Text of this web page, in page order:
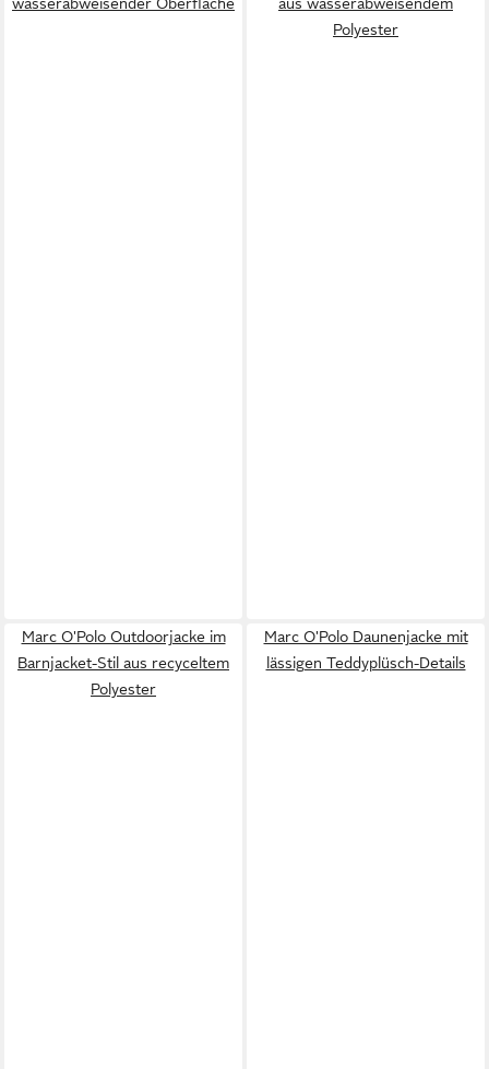
Polyester
Marc O'Polo Outdoorjacke im
Barnjacket-Stil aus recyceltem
Polyester
Marc O'Polo Daunenjacke mit
lässigen Teddyplüsch-Details